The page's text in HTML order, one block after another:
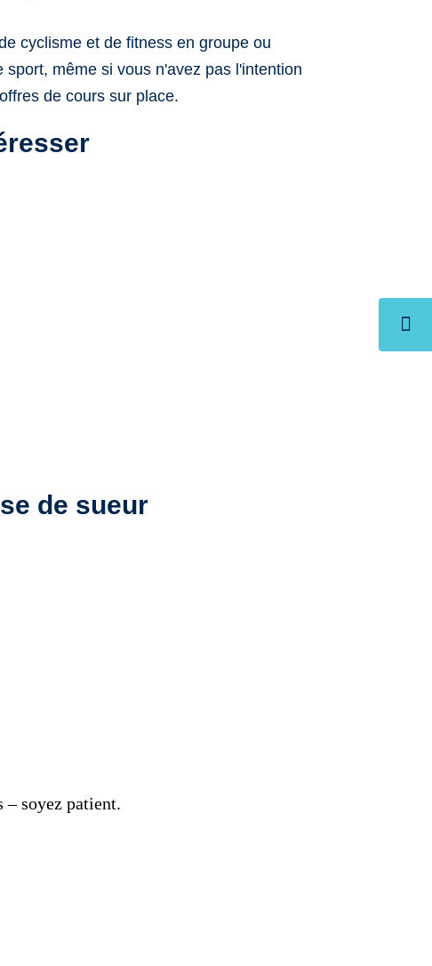
cyclisme et de fitness en groupe ou
même si vous n'avez pas l'intention
de cours sur place.
de sueur
– soyez patient.